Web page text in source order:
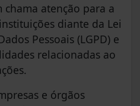
chama atenção para a
diante da Lei
Pessoais (LGPD) e
relacionadas ao
e órgãos